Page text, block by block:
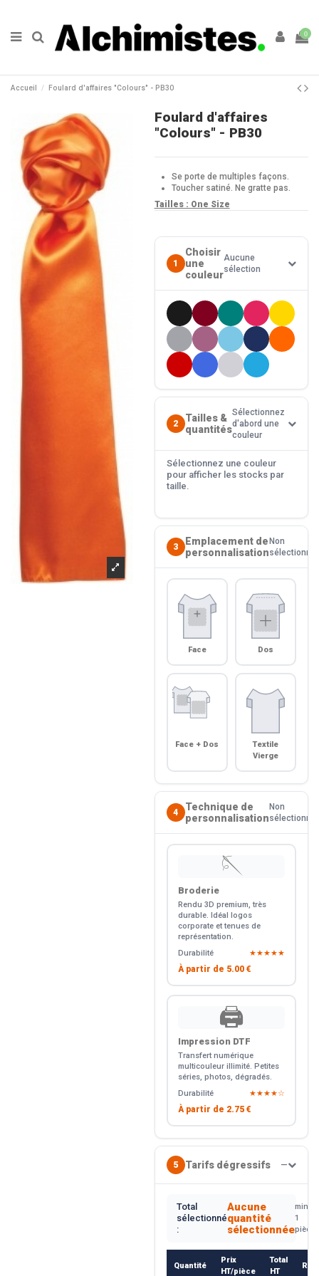
0
Accueil Foulard d'affaires "Colours" - PB30
Foulard d'affaires
"Colours" - PB30
Se porte de multiples façons.
Toucher satiné. Ne gratte pas.
Tailles : One Size
1
Choisir
une
couleur
Aucune
sélection
2
Tailles &
quantités
Sélectionnez
d'abord une
couleur
Sélectionnez une couleur
pour afficher les stocks par
taille.
3
Emplacement de
personnalisation
Non
sélectionné
Face Dos
Face + Dos
Textile
Vierge
4
Technique de
personnalisation
Non
sélectionné
🪡
Broderie
Rendu 3D premium, très
durable. Idéal logos
corporate et tenues de
représentation.
Durabilité
★★★★★
À partir de 5.00 €
🖨️
Impression DTF
Transfert numérique
multicouleur illimité. Petites
séries, photos, dégradés.
Durabilité
★★★★☆
À partir de 2.75 €
5 Tarifs dégressifs —
Total
sélectionné
:
Aucune
quantité
sélectionnée
min.
1
pièce
Quantité
Prix
HT/pièce
Total
HT